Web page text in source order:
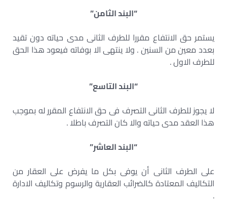
“البند الثامن”
يستمر حق الانتفاع مقررا للطرف الثانى مدى حياته دون تقيد
بعدد معين من السنين . ولا ينتهى الا بوفاته فيعود هذا الحق
للطرف الاول .
“البند التاسع”
لا يجوز للطرف الثانى التصرف فى حق الانتفاع المقرر له بموجب
هذا العقد مدى حياته والا كان التصرف باطلا .
“البند العاشر”
على الطرف الثانى أن يوفى بكل ما يفرض على العقار من
التكاليف المعتادة كالضرائب العقارية والرسوم وتكاليف الادارة
.